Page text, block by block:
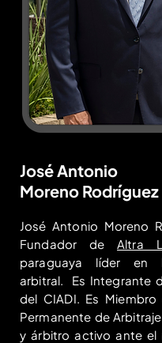
José Antonio
Moreno Rodríguez
José Antonio Moreno
Fundador deAltra
paraguaya líder en
arbitral. Es Integrante
del CIADI. Es
Permanente de
y árbitro activo ante el